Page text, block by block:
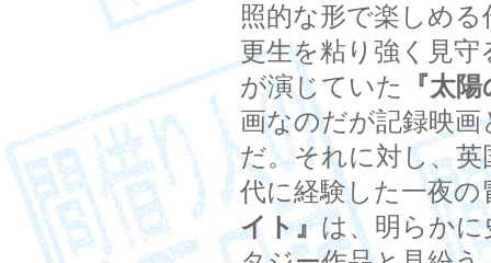
照的な形で楽しめ
更生を粘り強く見
が演じていた
『太
画なのだが記録映
だ。それに対し、
代に経験した一夜の
イト』は、明らか